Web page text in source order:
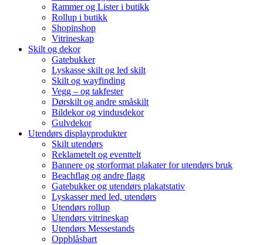
Rammer og Lister i butikk
Rollup i butikk
Shopinshop
Vitrineskap
Skilt og dekor
Gatebukker
Lyskasse skilt og led skilt
Skilt og wayfinding
Vegg – og takfester
Dørskilt og andre småskilt
Bildekor og vindusdekor
Gulvdekor
Utendørs displayprodukter
Skilt utendørs
Reklametelt og eventtelt
Bannere og storformat plakater for utendørs bruk
Beachflag og andre flagg
Gatebukker og utendørs plakatstativ
Lyskasser med led, utendørs
Utendørs rollup
Utendørs vitrineskap
Utendørs Messestands
Oppblåsbart